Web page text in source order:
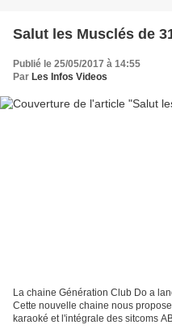
Salut les Musclés de
Publié le 25/05/2017 à 14:55
Par Les Infos Videos
La chaine Génération Club Do a
Cette nouvelle chaine nous
karaoké et l'intégrale des sitcoms